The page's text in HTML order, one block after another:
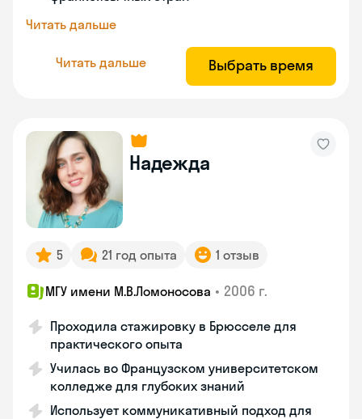
Читать дальше
Читать дальше Выбрать время
Надежда
5 21 год опыта 1 отзыв
МГУ имени М.В.Ломоносова • 2006 г.
Проходила стажировку в Брюсселе для
практического опыта
Училась во Французском университетском
колледже для глубоких знаний
Использует коммуникативный подход для